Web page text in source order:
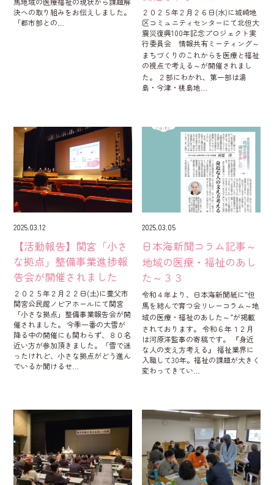
決への取り組みをお伝えしました。
「都市部との…
２０２５年２月２６日(水)に城崎地
区コミュニティセンターにて北但大
震災復興100年記念プロジェクト実
行委員会 情報共有ミーティング～
まちづくりのこれからを医療と福祉
の視点で考える～が開催されまし
た。 ２部にわかれ、第一部は湯
島・今津・桃島地…
2025.03.12
【活動報告】関宮「小さ
な拠点」整備事業進捗報
告会が開催されました
２０２５年２月２２日(土)に養父市
関宮公民館ノビアホールにて関宮
「小さな拠点」整備事業報告会が開
催されました。 今季一番の大雪が
降る中の開催にも関わらず、８０名
近い方が参加頂きました。「雪で迷
ったけれど、小さな拠点がどう進ん
でいるか聞けるせ…
2025.03.05
日本海新聞コラム記事～
地域の医療・福祉のあし
た～３３
令和４年より、日本海新聞紙に‟但
馬を結んで育つ会リレーコラム～地
域の医療・福祉のあした～”が掲載
されております。 令和６年１２月
は河原洋監事の寄稿です。 『身近
な人の支え方考える』 福祉業界に
入職して30年。福祉の課題が大きく
変わってきてい…